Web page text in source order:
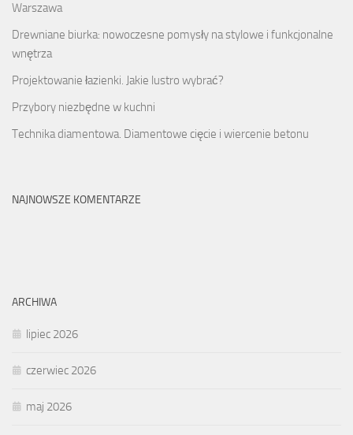
Warszawa
Drewniane biurka: nowoczesne pomysły na stylowe i funkcjonalne
wnętrza
Projektowanie łazienki. Jakie lustro wybrać?
Przybory niezbędne w kuchni
Technika diamentowa. Diamentowe cięcie i wiercenie betonu
NAJNOWSZE KOMENTARZE
ARCHIWA
lipiec 2026
czerwiec 2026
maj 2026